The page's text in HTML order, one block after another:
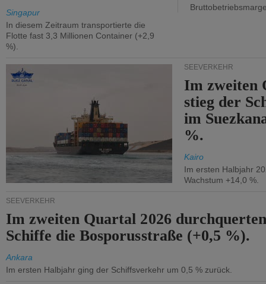
Singapur
In diesem Zeitraum transportierte die
Flotte fast 3,3 Millionen Container (+2,9
%).
SEEVERKEHR
Im zweiten
stieg der
im
%.
Kairo
Im ersten Halbjahr
Wachstum +14,0 %.
SEEVERKEHR
Im zweiten Quartal 2026
Schiffe die Bosporusstraße (+0,5 %).
Ankara
Im ersten Halbjahr ging der Schiffsverkehr um 0,5 % zurück.